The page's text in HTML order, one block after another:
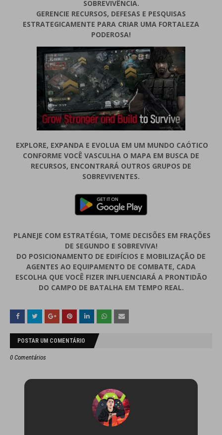
SOBREVIVÊNCIA.
GERENCIE RECURSOS, DEFESAS E PESQUISAS
ESTRATEGICAMENTE PARA CRIAR UMA FORTALEZA
PODEROSA!
EXPLORE, EXPANDA E EVOLUA EM UM MUNDO CAÓTICO
CONFORME VOCÊ VASCULHA O MAPA EM BUSCA DE
RECURSOS, ENCONTRARÁ OUTROS GRUPOS DE
SOBREVIVENTES.
PLANEJE COM ESTRATÉGIA, TOME DECISÕES EM FRAÇÕES
DE SEGUNDO E SOBREVIVA!
DO POSICIONAMENTO DE EDIFÍCIOS E MOBILIZAÇÃO DE
AGENTES AO EQUIPAMENTO DE COMBATE, CADA
ESCOLHA QUE VOCÊ FIZER INFLUENCIARÁ A PRONTIDÃO
DO CAMPO DE BATALHA EM TEMPO REAL.
POSTAR UM COMENTÁRIO
0 Comentários